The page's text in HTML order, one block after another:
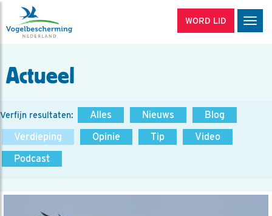
WORD LID
Actueel
Verfijn resultaten: Alles Nieuws
Blog
Verdieping
Opinie Tip
Video
Podcast